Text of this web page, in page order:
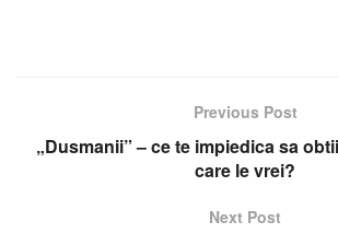
Previous Post
„Dusmanii” – ce te impiedica sa
care le vrei?
Next Post